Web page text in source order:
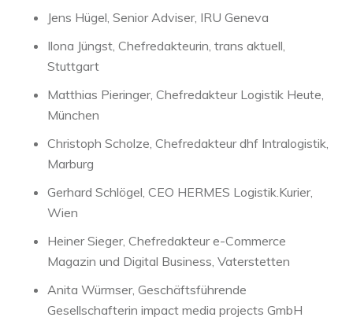
Jens Hügel, Senior Adviser, IRU Geneva
Ilona Jüngst, Chefredakteurin, trans aktuell,
Stuttgart
Matthias Pieringer, Chefredakteur Logistik Heute,
München
Christoph Scholze, Chefredakteur dhf Intralogistik,
Marburg
Gerhard Schlögel, CEO HERMES Logistik.Kurier,
Wien
Heiner Sieger, Chefredakteur e-Commerce
Magazin und Digital Business, Vaterstetten
Anita Würmser, Geschäftsführende
Gesellschafterin impact media projects GmbH